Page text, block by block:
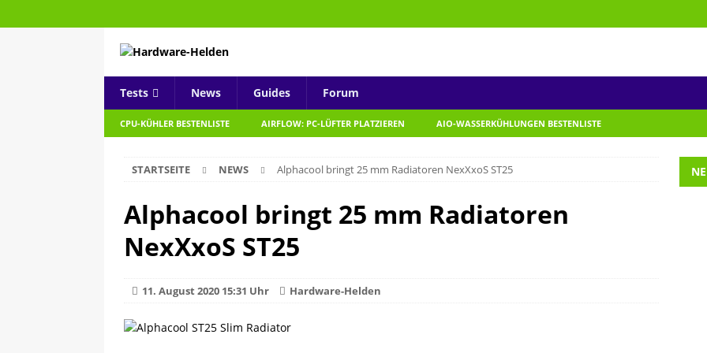
Tests News Guides Forum
CPU-KÜHLER BESTENLISTE AIRFLOW: PC-LÜFTER PLATZIEREN AIO-WASSERKÜHLUNGEN BESTENLISTE
STARTSEITE NEWS Alphacool bringt 25 mm Radiatoren NexXxoS ST25
Alphacool bringt 25 mm Radiatoren
NexXxoS ST25
11. August 2020 15:31 Uhr Hardware-Helden